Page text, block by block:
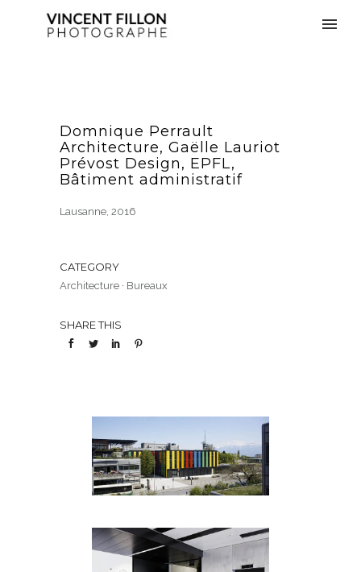
Domnique Perrault
Architecture, Gaëlle Lauriot
Prévost Design, EPFL,
Bâtiment administratif
Lausanne, 2016
CATEGORY
Architecture · Bureaux
SHARE THIS